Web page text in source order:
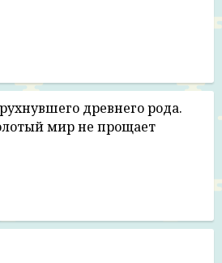
36:45
древнего рода.
мир не прощает